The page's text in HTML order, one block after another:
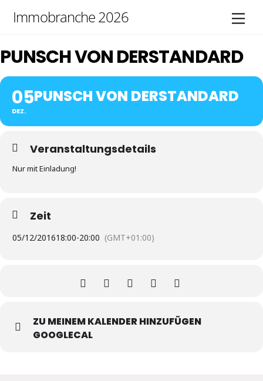
Immobranche 2026
PUNSCH VON DERSTANDARD
05
DEZ.
PUNSCH VON DERSTANDARD
Veranstaltungsdetails
Nur mit Einladung!
Zeit
05/12/201618:00-20:00 (GMT+01:00)
ZU MEINEM KALENDER HINZUFÜGEN
GOOGLECAL